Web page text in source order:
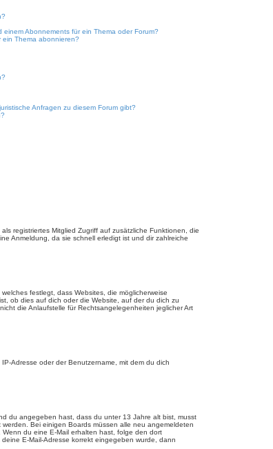
Abonnements für ein Thema oder Forum?
Thema abonnieren?
Anfragen zu diesem Forum gibt?
registriertes Mitglied Zugriff auf zusätzliche Funktionen, die
Anmeldung, da sie schnell erledigt ist und dir zahlreiche
festlegt, dass Websites, die möglicherweise
ob dies auf dich oder die Website, auf der du dich zu
die Anlaufstelle für Rechtsangelegenheiten jeglicher Art
Adresse oder der Benutzername, mit dem du dich
du angegeben hast, dass du unter 13 Jahre alt bist, musst
Bei einigen Boards müssen alle neu angemeldeten
du eine E-Mail erhalten hast, folge den dort
E-Mail-Adresse korrekt eingegeben wurde, dann